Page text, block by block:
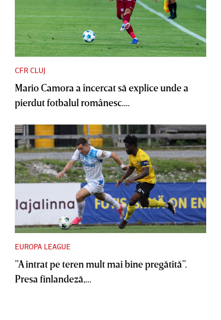
CFR CLUJ
Mario Camora a încercat să explice unde a
pierdut fotbalul românesc....
EUROPA LEAGUE
”A intrat pe teren mult mai bine pregătită”.
Presa finlandeză,...